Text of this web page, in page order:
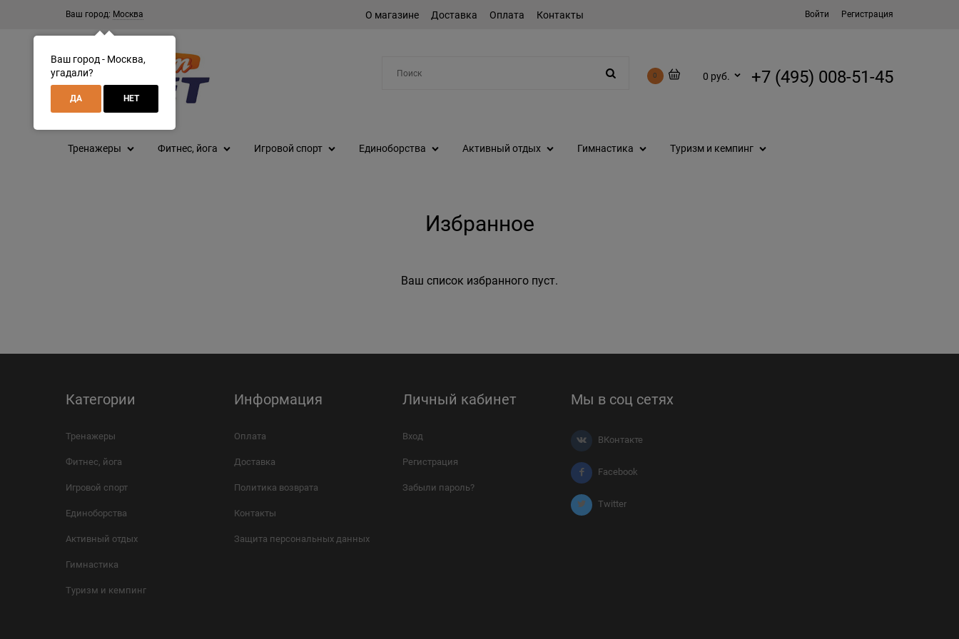
Ваш город: Москва О магазине Доставка Оплата Контакты Войти Регистрация
0 0 руб. +7 (495) 008-51-45
Тренажеры Фитнес, йога Игровой спорт Единоборства Активный отдых Гимнастика Туризм и кемпинг
Избранное
Ваш список избранного пуст.
Категории
Тренажеры
Фитнес, йога
Игровой спорт
Единоборства
Активный отдых
Гимнастика
Туризм и кемпинг
Информация
Оплата
Доставка
Политика возврата
Контакты
Защита персональных данных
Личный кабинет
Вход
Регистрация
Забыли пароль?
Мы в соц сетях
ВКонтакте
Facebook
Twitter
Ваш город - Москва,
угадали?
ДА НЕТ